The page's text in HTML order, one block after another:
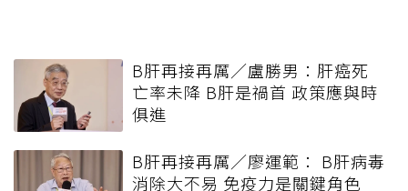
B肝再接再厲／盧勝男：肝癌死
亡率未降 B肝是禍首 政策應與時
俱進
B肝再接再厲／廖運範： B肝病毒
消除大不易 免疫力是關鍵角色